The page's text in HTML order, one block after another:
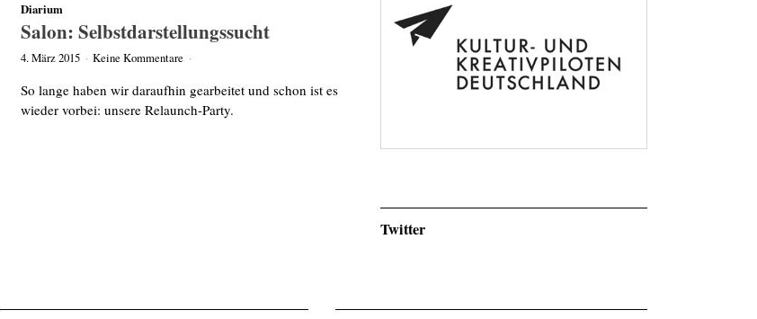
Diarium
Salon: Selbstdarstellungssucht
4. März 2015 · Keine Kommentare ·
So lange haben wir daraufhin gearbeitet und schon ist es
wieder vorbei: unsere Relaunch-Party.
Twitter